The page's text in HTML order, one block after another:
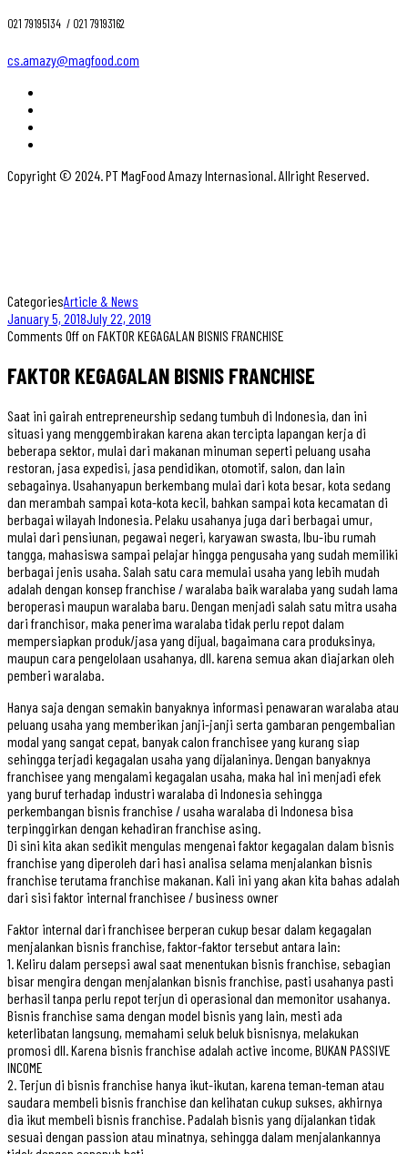
021 79195134 ‎ / 021 79193162
cs.amazy@magfood.com
Copyright © 2024. PT MagFood Amazy Internasional. Allright Reserved.
CategoriesArticle & News
January 5, 2018July 22, 2019
Comments Offon FAKTOR KEGAGALAN BISNIS FRANCHISE
FAKTOR KEGAGALAN BISNIS FRANCHISE
Saat ini gairah entrepreneurship sedang tumbuh di Indonesia, dan ini
situasi yang menggembirakan karena akan tercipta lapangan kerja di
beberapa sektor, mulai dari makanan minuman seperti peluang usaha
restoran, jasa expedisi, jasa pendidikan, otomotif, salon, dan lain
sebagainya. Usahanyapun berkembang mulai dari kota besar, kota sedang
dan merambah sampai kota-kota kecil, bahkan sampai kota kecamatan di
berbagai wilayah Indonesia. Pelaku usahanya juga dari berbagai umur,
mulai dari pensiunan, pegawai negeri, karyawan swasta, Ibu-ibu rumah
tangga, mahasiswa sampai pelajar hingga pengusaha yang sudah memiliki
berbagai jenis usaha. Salah satu cara memulai usaha yang lebih mudah
adalah dengan konsep franchise / waralaba baik waralaba yang sudah lama
beroperasi maupun waralaba baru. Dengan menjadi salah satu mitra usaha
dari franchisor, maka penerima waralaba tidak perlu repot dalam
mempersiapkan produk/jasa yang dijual, bagaimana cara produksinya,
maupun cara pengelolaan usahanya, dll. karena semua akan diajarkan oleh
pemberi waralaba.
Hanya saja dengan semakin banyaknya informasi penawaran waralaba atau
peluang usaha yang memberikan janji-janji serta gambaran pengembalian
modal yang sangat cepat, banyak calon franchisee yang kurang siap
sehingga terjadi kegagalan usaha yang dijalaninya. Dengan banyaknya
franchisee yang mengalami kegagalan usaha, maka hal ini menjadi efek
yang buruf terhadap industri waralaba di Indonesia sehingga
perkembangan bisnis franchise / usaha waralaba di Indonesa bisa
terpinggirkan dengan kehadiran franchise asing.
Di sini kita akan sedikit mengulas mengenai faktor kegagalan dalam bisnis
franchise yang diperoleh dari hasi analisa selama menjalankan bisnis
franchise terutama franchise makanan. Kali ini yang akan kita bahas adalah
dari sisi faktor internal franchisee / business owner
Faktor internal dari franchisee berperan cukup besar dalam kegagalan
menjalankan bisnis franchise, faktor-faktor tersebut antara lain:
1. Keliru dalam persepsi awal saat menentukan bisnis franchise, sebagian
bisar mengira dengan menjalankan bisnis franchise, pasti usahanya pasti
berhasil tanpa perlu repot terjun di operasional dan memonitor usahanya.
Bisnis franchise sama dengan model bisnis yang lain, mesti ada
keterlibatan langsung, memahami seluk beluk bisnisnya, melakukan
promosi dll. Karena bisnis franchise adalah active income, BUKAN PASSIVE
INCOME
2. Terjun di bisnis franchise hanya ikut-ikutan, karena teman-teman atau
saudara membeli bisnis franchise dan kelihatan cukup sukses, akhirnya
dia ikut membeli bisnis franchise. Padalah bisnis yang dijalankan tidak
sesuai dengan passion atau minatnya, sehingga dalam menjalankannya